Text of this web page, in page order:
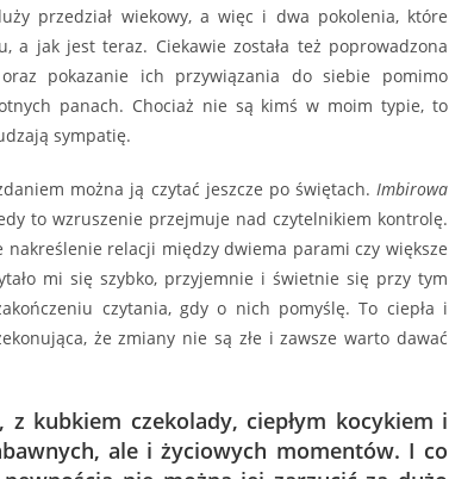
przedział wiekowy, a więc i dwa pokolenia, które
jak jest teraz. Ciekawie została też poprowadzona
pokazanie ich przywiązania do siebie pomimo
panach. Chociaż nie są kimś w moim typie, to
sympatię.
można ją czytać jeszcze po świętach. Imbirowa
to wzruszenie przejmuje nad czytelnikiem kontrolę.
nakreślenie relacji między dwiema parami czy większe
mi się szybko, przyjemnie i świetnie się przy tym
czytania, gdy o nich pomyślę. To ciepła i
że zmiany nie są złe i zawsze warto dawać
kubkiem czekolady, ciepłym kocykiem i
ale i życiowych momentów. I co